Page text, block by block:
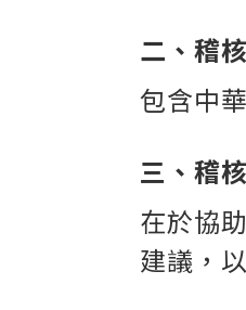
二、稽
包含中
三、稽
在於協
建議，